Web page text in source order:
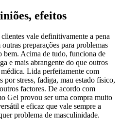
efeitos
vale definitivamente a pena
preparações para problemas
bem. Acima de tudo, funciona de
e mais abrangente do que outros
Lida perfeitamente com
por stress, fadiga, mau estado físico,
factores. De acordo com
Gel provou ser uma compra muito
e eficaz que vale sempre a
problema de masculinidade.